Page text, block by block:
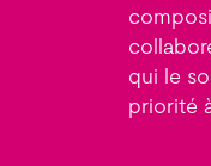
qui le
priorité